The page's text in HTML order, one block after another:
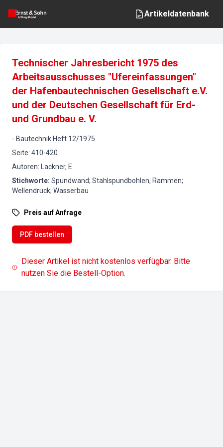
Artikeldatenbank
Technischer Jahresbericht 1975 des
Arbeitsausschusses "Ufereinfassungen"
der Hafenbautechnischen Gesellschaft e.V.
und der Deutschen Gesellschaft für Erd-
und Grundbau e. V.
- Bautechnik Heft 12/1975
Seite: 410-420
Autoren:
Lackner, E.
Stichworte: Spundwand; Stahlspundbohlen; Rammen;
Wellendruck; Wasserbau
Preis auf Anfrage
PDF bestellen
Dieser Artikel ist nicht kostenlos verfügbar. Bitte
nutzen Sie die Bestell-Option.